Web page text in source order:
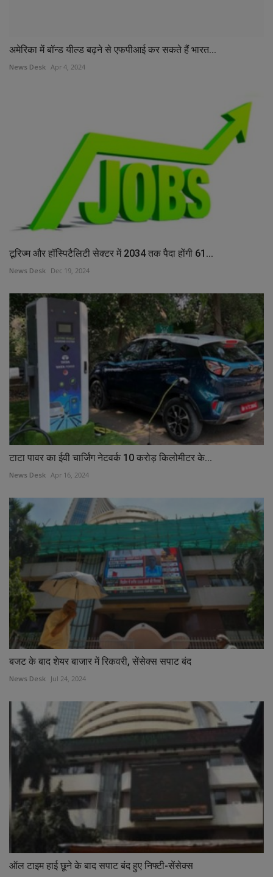
अमेरिका में बॉन्ड यील्ड बढ़ने से एफपीआई कर सकते हैं भारत...
News Desk Apr 4, 2024
टूरिज्म और हॉस्पिटैलिटी सेक्टर में 2034 तक पैदा होंगी 61...
News Desk Dec 19, 2024
टाटा पावर का ईवी चार्जिंग नेटवर्क 10 करोड़ किलोमीटर के...
News Desk Apr 16, 2024
बजट के बाद शेयर बाजार में रिकवरी, सेंसेक्स सपाट बंद
News Desk Jul 24, 2024
ऑल टाइम हाई छूने के बाद सपाट बंद हुए निफ्टी-सेंसेक्स